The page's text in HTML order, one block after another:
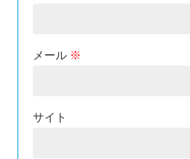
メール ※
サイト